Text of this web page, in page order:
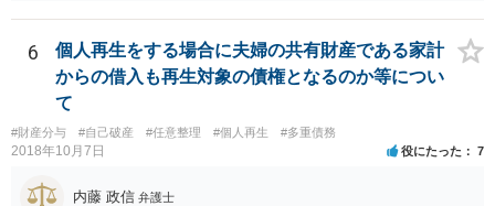
組入不要）が認められると考えられるところ、収入・資産について虚
偽の申告をすると免責不許可となりかねませんので、ご注意くださ
6
個人再生をする場合に夫婦の共有財産である家計
からの借入も再生対象の債権となるのか等につい
て
#財産分与 #自己破産 #任意整理 #個人再生 #多重債務
2018年10月7日 役にたった 7
内藤 政信 弁護士